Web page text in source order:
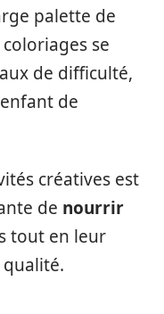
palette de
se
de difficulté,
de
créatives est
de nourrir
tout en leur